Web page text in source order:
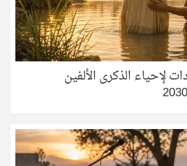
لإحياء الذكرى الألفين